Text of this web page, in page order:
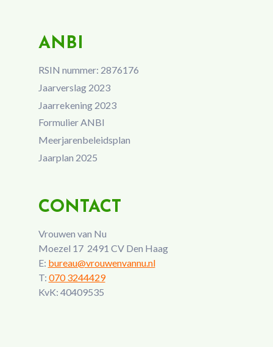
ANBI
RSIN nummer: 2876176
Jaarverslag 2023
Jaarrekening 2023
Formulier ANBI
Meerjarenbeleidsplan
Jaarplan 2025
CONTACT
Vrouwen van Nu
Moezel 17 2491 CV Den Haag
E: bureau@vrouwenvannu.nl
T: 070 3244429
KvK: 40409535